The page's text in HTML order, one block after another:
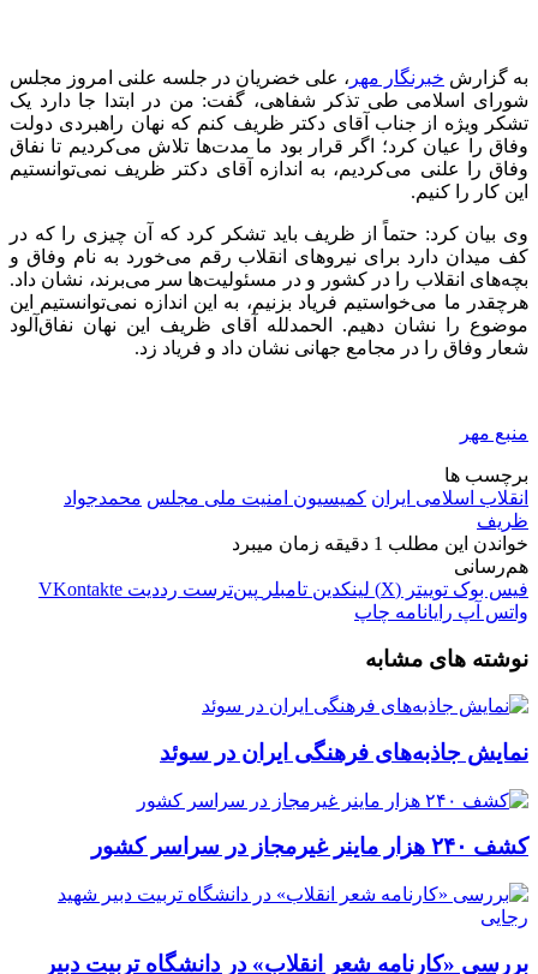
به گزارش خبرنگار مهر ، علی خضریان در جلسه علنی امروز مجلس
شورای اسلامی طی تذکر شفاهی، گفت: من در ابتدا جا دارد یک
تشکر
ویژه از جناب آقای دکتر ظریف کنم که نهان راهبردی دولت
وفاق را عیان کرد؛ اگر قرار بود ما مدت‌ها تلاش می‌کردیم تا نفاق
وفاق را علنی می‌کردیم، به اندازه آقای دکتر ظریف نمی‌توانستیم
این کار را کنیم.
وی بیان کرد: حتماً از ظریف باید تشکر
کرد که آن چیزی را که در
کف میدان دارد برای نیروهای انقلاب رقم می‌خورد به نام وفاق و
بچه‌های انقلاب را در کشور و در مسئولیت‌ها سر می‌برند، نشان داد.
هرچقدر ما می‌خواستیم فریاد بزنیم، به این اندازه نمی‌توانستیم این
موضوع را نشان دهیم. الحمدلله آقای ظریف این نهان نفاق‌آلود
شعار وفاق را در مجامع جهانی نشان داد و فریاد زد.
منبع مهر
برچسب ها
انقلاب اسلامی ایران کمیسیون امنیت ملی مجلس محمدجواد
ظریف
خواندن این مطلب 1 دقیقه زمان میبرد
هم‌رسانی
فیس بوک توییتر (X) لینکدین ‫تامبلر ‫پین‌ترست ‫رددیت ‫VKontakte
واتس آپ رایانامه چاپ
نوشته های مشابه
نمایش جاذبه‌های فرهنگی ایران در سوئد
کشف ۲۴۰ هزار ماینر غیرمجاز در سراسر کشور
بررسی «کارنامه شعر انقلاب»‌ در دانشگاه تربیت دبیر